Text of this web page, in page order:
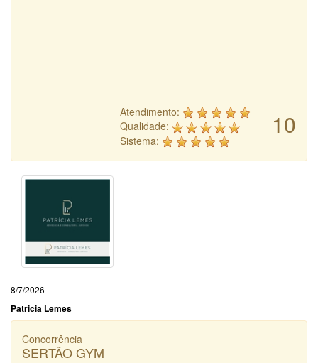
10
Atendimento:
Qualidade:
Sistema:
8/7/2026
Patricia Lemes
Concorrência
SERTÃO GYM